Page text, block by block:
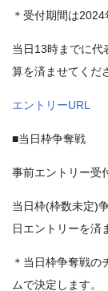
＊受付期間は
当日13時までに代
算を済ませてくだ
エントリーURL
■当日枠争奪戦
事前エントリー受
当日枠(枠数未定)
日エントリーを済
＊当日枠争奪戦の
ムで決定します。